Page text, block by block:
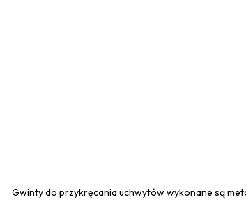
Gwinty do przykręcania uchwytów wykonane są